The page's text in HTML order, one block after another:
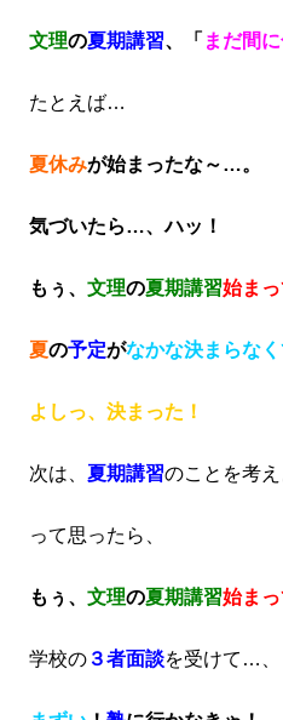
文理の夏期講習、「 まだ間
たとえば…
夏休みが始まったな～…。
気づいたら…、ハッ！
もぅ、 文理の夏期講習始ま
夏の予定がなかな決まらなく
よしっ、決まった！
次は、 夏期講習のことを考
って思ったら、
もぅ、 文理の夏期講習始ま
学校の ３者面談を受けて…、